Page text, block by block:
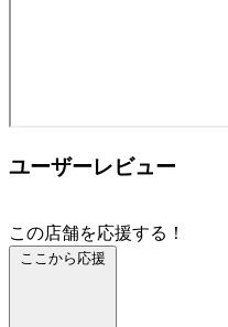
ユーザーレビュー
この店舗を応援する！
ここから応援